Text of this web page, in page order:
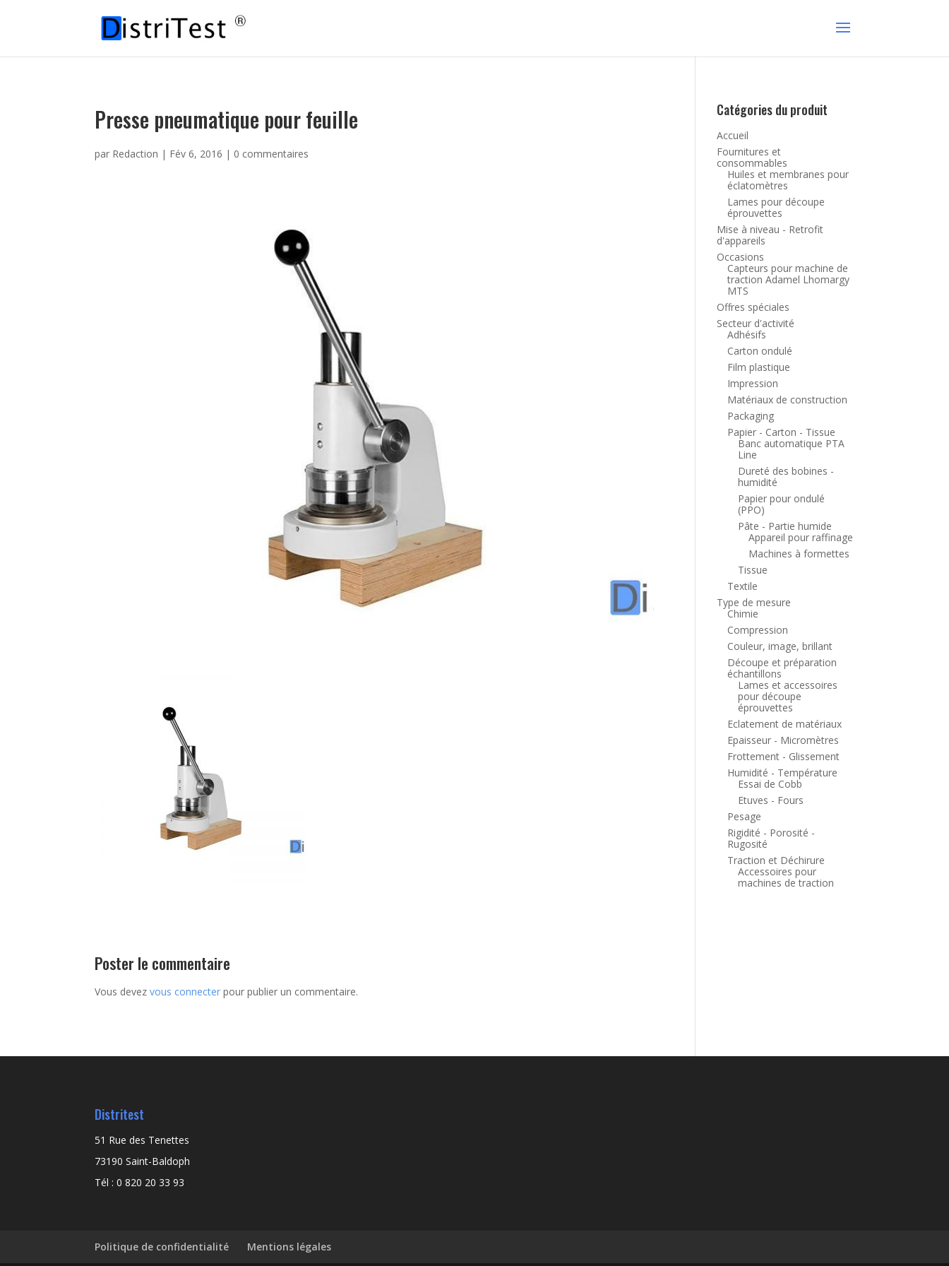
Presse pneumatique pour feuille
par Redaction | Fév 6, 2016 | 0 commentaires
Poster le commentaire
Vous devezvous connecter pour publier un commentaire.
Catégories du produit
Accueil
Fournitures et
consommables
Huiles et membranes pour
éclatomètres
Lames pour découpe
éprouvettes
Mise à niveau - Retrofit
d'appareils
Occasions
Capteurs pour machine de
traction Adamel Lhomargy
MTS
Offres spéciales
Secteur d'activité
Adhésifs
Carton ondulé
Film plastique
Impression
Matériaux de construction
Packaging
Papier - Carton - Tissue
Banc automatique PTA
Line
Dureté des bobines -
humidité
Papier pour ondulé
(PPO)
Pâte - Partie humide
Appareil pour raffinage
Machines à formettes
Tissue
Textile
Type de mesure
Chimie
Compression
Couleur, image, brillant
Découpe et préparation
échantillons
Lames et accessoires
pour découpe
éprouvettes
Eclatement de matériaux
Epaisseur - Micromètres
Frottement - Glissement
Humidité - Température
Essai de Cobb
Etuves - Fours
Pesage
Rigidité - Porosité -
Rugosité
Traction et Déchirure
Accessoires pour
machines de traction
Distritest
51 Rue des Tenettes
73190 Saint-Baldoph
Tél : 0 820 20 33 93
Politique de confidentialité Mentions légales